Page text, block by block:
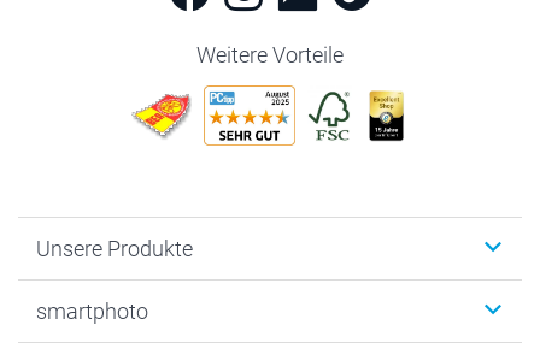
Weitere Vorteile
Unsere Produkte
Fotogeschenke
smartphoto